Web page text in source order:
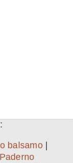
balsamo|
Paderno